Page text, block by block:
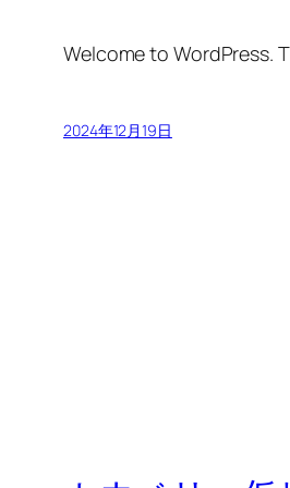
Welcome to WordPress.
2024年12月19日